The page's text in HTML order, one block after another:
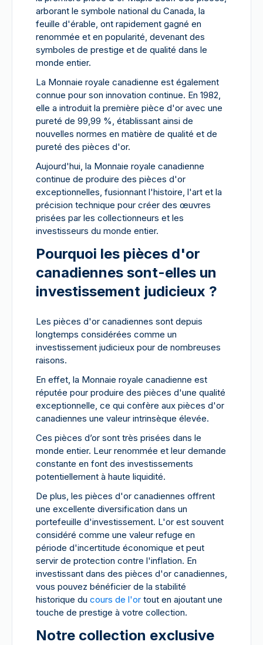
arborant le symbole national du Canada, la
feuille d'érable, ont rapidement gagné en
renommée et en popularité, devenant des
symboles de prestige et de qualité dans le
monde entier.
La Monnaie royale canadienne est également
connue pour son innovation continue. En 1982,
elle a introduit la première pièce d'or avec une
pureté de 99,99 %, établissant ainsi de
nouvelles normes en matière de qualité et de
pureté des pièces d'or.
Aujourd'hui, la Monnaie royale canadienne
continue de produire des pièces d'or
exceptionnelles, fusionnant l'histoire, l'art et la
précision technique pour créer des œuvres
prisées par les collectionneurs et les
investisseurs du monde entier.
Pourquoi les pièces d'or
canadiennes sont-elles un
investissement judicieux ?
Les pièces d'or canadiennes sont depuis
longtemps considérées comme un
investissement judicieux pour de nombreuses
raisons.
En effet, la Monnaie royale canadienne est
réputée pour produire des pièces d'une qualité
exceptionnelle, ce qui confère aux pièces d'or
canadiennes une valeur intrinsèque élevée.
Ces pièces d’or sont très prisées dans le
monde entier. Leur renommée et leur demande
constante en font des investissements
potentiellement à haute liquidité.
De plus, les pièces d'or canadiennes offrent
une excellente diversification dans un
portefeuille d'investissement. L'or est souvent
considéré comme une valeur refuge en
période d'incertitude économique et peut
servir de protection contre l'inflation. En
investissant dans des pièces d'or canadiennes,
vous pouvez bénéficier de la stabilité
historique du cours de l'or tout en ajoutant une
touche de prestige à votre collection.
Notre collection exclusive